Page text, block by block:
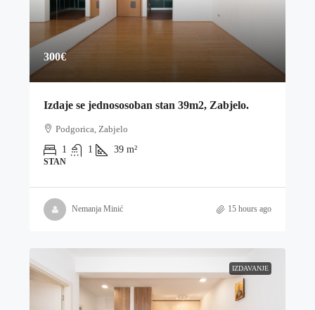
300€
Izdaje se jednososoban stan 39m2, Zabjelo.
Podgorica, Zabjelo
1
1 39 m²
STAN
Nemanja Minić 15 hours ago
IZDAVANJE